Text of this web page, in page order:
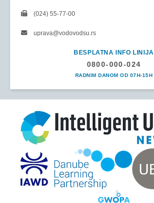
(024) 55-77-00
uprava@vodovodsu.rs
BESPLATNA INFO LINIJA
0800-000-024
RADNIM DANOM OD 07H-15H